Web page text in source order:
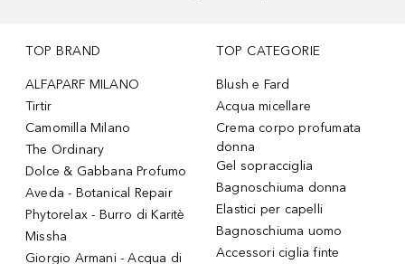
TOP BRAND
ALFAPARF MILANO
Tirtir
Camomilla Milano
The Ordinary
Dolce & Gabbana Profumo
Aveda - Botanical Repair
Phytorelax - Burro di Karitè
Missha
Giorgio Armani - Acqua di
TOP CATEGORIE
Blush e Fard
Acqua micellare
Crema corpo profumata
donna
Gel sopracciglia
Bagnoschiuma donna
Elastici per capelli
Bagnoschiuma uomo
Accessori ciglia finte